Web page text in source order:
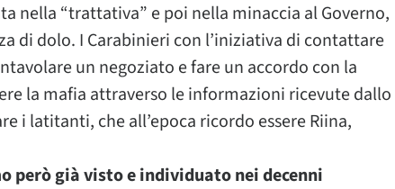
nella “trattativa” e poi nella minaccia al Governo,
di dolo. I Carabinieri con l’iniziativa di contattare
un negoziato e fare un accordo con la
la mafia attraverso le informazioni ricevute dallo
i latitanti, che all’epoca ricordo essere Riina,
però già visto e individuato nei decenni